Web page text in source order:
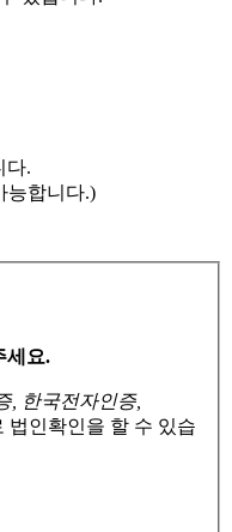
다.
능합니다.)
세요.
, 한국전자인증,
법인확인을 할 수 있습